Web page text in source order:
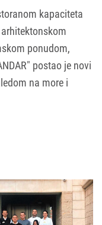
kapaciteta
ponudom,
postao je novi
na more i